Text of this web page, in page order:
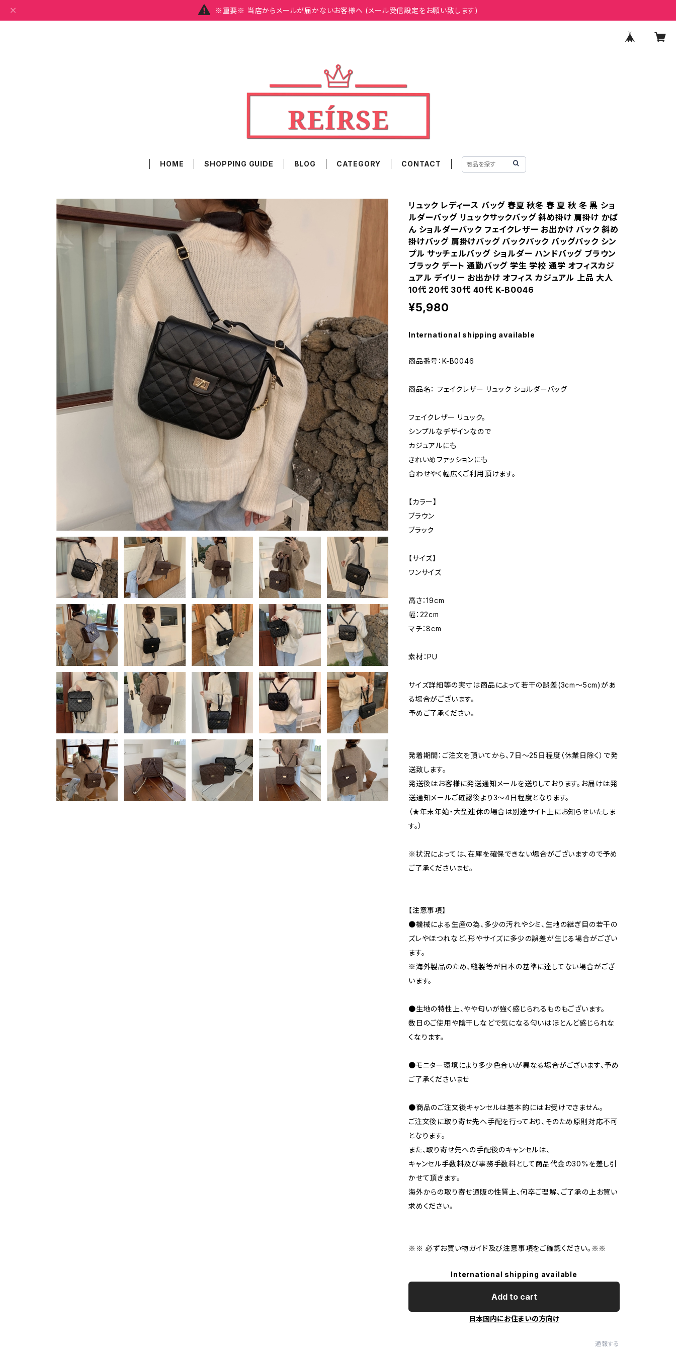
※重要※ 当店からメールが届かないお客様へ (メール受信設定をお願い致します)
HOME SHOPPING GUIDE BLOG CATEGORY CONTACT
リュック レディース バッグ 春夏 秋冬 春 夏 秋 冬 黒 ショ
ルダーバッグ リュックサックバッグ 斜め掛け 肩掛け かば
ん ショルダーバック フェイクレザー お出かけ バック 斜め
掛けバッグ 肩掛けバッグ バックパック バッグパック シン
プル サッチェルバッグ ショルダー ハンドバッグ ブラウン
ブラック デート 通勤バッグ 学生 学校 通学 オフィスカジ
ュアル デイリー お出かけ オフィス カジュアル 上品 大人
10代 20代 30代 40代 K-B0046
¥5,980
International shipping available
商品番号：K-B0046
商品名： フェイクレザー リュック ショルダーバッグ
フェイクレザー リュック。
シンプルなデザインなので
カジュアルにも
きれいめファッションにも
合わせやく幅広くご利用頂けます。
【カラー】
ブラウン
ブラック
【サイズ】
ワンサイズ
高さ：19cm
幅：22cm
マチ：8cm
素材：PU
サイズ詳細等の実寸は商品によって若干の誤差(3cm〜5cm)があ
る場合がございます。
予めご了承ください。
発着期間：ご注文を頂いてから、7日〜25日程度（休業日除く）で発
送致します。
発送後はお客様に発送通知メールを送りしております。お届けは発
送通知メールご確認後より3〜4日程度となります。
（★年末年始・大型連休の場合は別途サイト上にお知らせいたしま
す。）
※状況によっては、在庫を確保できない場合がございますので予め
ご了承くださいませ。
【注意事項】
●機械による生産の為、多少の汚れやシミ、生地の継ぎ目の若干の
ズレやほつれなど、形やサイズに多少の誤差が生じる場合がござい
ます。
※海外製品のため、縫製等が日本の基準に達してない場合がござ
います。
●生地の特性上、やや匂いが強く感じられるものもございます。
数日のご使用や陰干しなどで気になる匂いはほとんど感じられな
くなります。
●モニター環境により多少色合いが異なる場合がございます、予め
ご了承くださいませ
●商品のご注文後キャンセルは基本的にはお受けできません。
ご注文後に取り寄せ先へ手配を行っており、そのため原則対応不可
となります。
また、取り寄せ先への手配後のキャンセルは、
キャンセル手数料及び事務手数料として商品代金の30%を差し引
かせて頂きます。
海外からの取り寄せ通販の性質上、何卒ご理解、ご了承の上お買い
求めください。
※※ 必ずお買い物ガイド及び注意事項をご確認ください。※※
International shipping available
Add to cart
日本国内にお住まいの方向け
通報する